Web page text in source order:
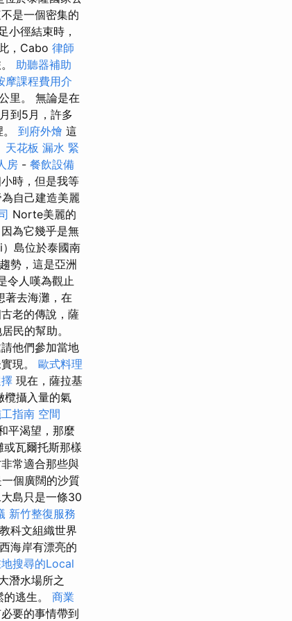
是一個密集的
小徑結束時，
，Cabo 律師
助聽器補助
摩課程費用介
里。 無論是在
到5月，許多
到府外燴 這
天花板 漏水 緊
房 - 餐飲設備
時，但是我等
自己建造美麗
Norte美麗的
為它幾乎是無
）島位於泰國南
勢，這是亞洲
令人嘆為觀止
著去海灘，在
老的傳說，薩
民的幫助。
他們參加當地
現。 歐式料理
現在，薩拉基
欖攝入量的氣
指南 空間
平渴望，那麼
瓦爾托斯那樣
常適合那些與
個廣闊的沙質
島只是一條30
新竹整復服務
科文組織世界
海岸有漂亮的
搜尋的Local
潛水場所之
逃生。 商業
要的事情帶到